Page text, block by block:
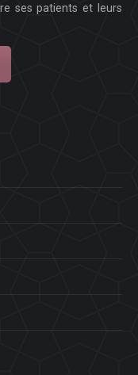
ses patients et leurs